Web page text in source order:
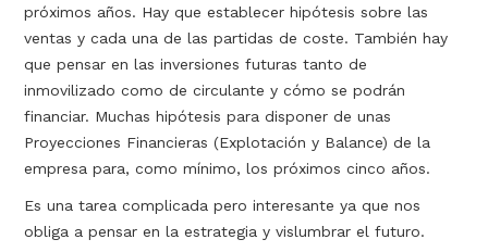
próximos años. Hay que establecer hipótesis sobre las
ventas y cada una de las partidas de coste. También hay
que pensar en las inversiones futuras tanto de
inmovilizado como de circulante y cómo se podrán
financiar. Muchas hipótesis para disponer de unas
Proyecciones Financieras (Explotación y Balance) de la
empresa para, como mínimo, los próximos cinco años.
Es una tarea complicada pero interesante ya que nos
obliga a pensar en la estrategia y vislumbrar el futuro.